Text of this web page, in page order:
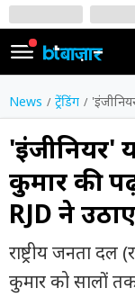
SIGN
IN
Dark
Mode
होम
शेयर
वीडियो
News ट्रेंडिंग 'इंजीनियर'
'इंजीनियर'
कुमार की
RJD ने
राष्ट्रीय जनता दल
कुमार को सालों